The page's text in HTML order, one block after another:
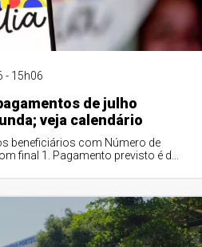
- 15h06
de julho
veja calendário
beneficiários com Número de
final 1. Pagamento previsto é de